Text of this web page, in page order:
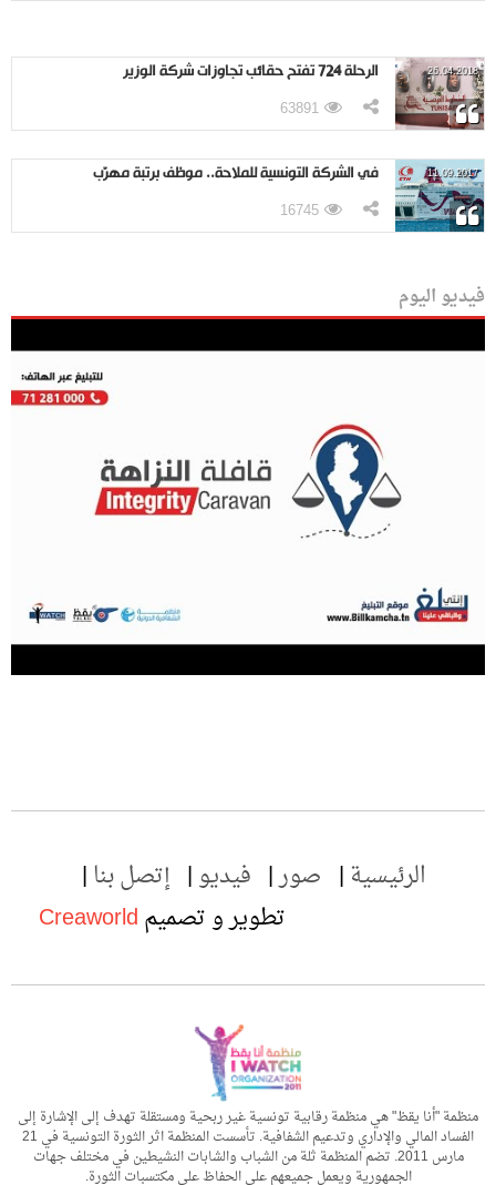
26.04.2018 الرحلة 724 تفتح حقائب تجاوزات شركة الوزير
63891
11.09.2017 في الشركة التونسية للملاحة.. موظف برتبة مهرّب
16745
فيديو اليوم
الرئيسية صور فيديو
إتصل بنا
تطوير و تصميمCreaworld
منظمة "أنا يقظ" هي منظمة رقابية تونسية غير ربحية ومستقلة تهدف إلى الإشارة إلى
الفساد المالي والإداري وتدعيم الشفافية. تأسست المنظمة اثر الثورة التونسية في 21
مارس 2011. تضم المنظمة ثلة من الشباب والشابات النشيطين في مختلف جهات
الجمهورية ويعمل جميعهم على الحفاظ على مكتسبات الثورة.